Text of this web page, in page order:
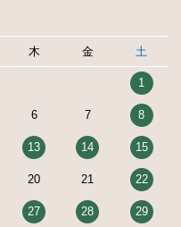
木 金 土
1
6 7 8
13 14 15
20 21 22
27 28 29